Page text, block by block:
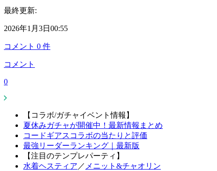
最終更新:
2026年1月3日00:55
コメント 0 件
コメント
0
【コラボ/ガチャイベント情報】
夏休みガチャが開催中！最新情報まとめ
コードギアスコラボの当たりと評価
最強リーダーランキング｜最新版
【注目のテンプレパーティ】
水着ヘスティア ／ メニット&チャオリン